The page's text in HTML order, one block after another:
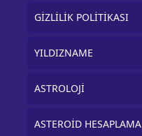
GİZLİLİK POLİTİKASI
YILDIZNAME
ASTROLOJİ
ASTEROİD HESAPLAMA